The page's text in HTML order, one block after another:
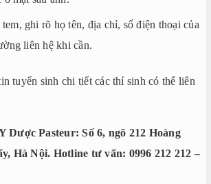
ghi rõ họ tên, địa chỉ, số điện thoại của
liên hệ khi cần.
tuyển sinh chi tiết các thí sinh có thể liên
Dược Pasteur: Số 6, ngõ 212 Hoàng
Hà Nội. Hotline tư vấn: 0996 212 212 –